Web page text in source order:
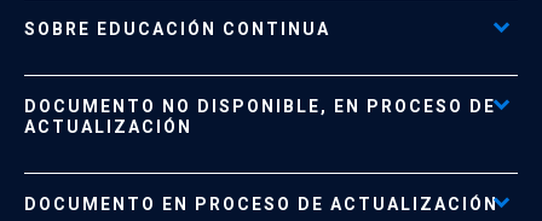
SOBRE EDUCACIÓN CONTINUA
Formas de Pago
Políticas de Retiro, Devolución e Información Importante
DOCUMENTO NO DISPONIBLE, EN PROCESO DE
ACTUALIZACIÓN
Documento No Disponible file_download
DOCUMENTO EN PROCESO DE ACTUALIZACIÓN